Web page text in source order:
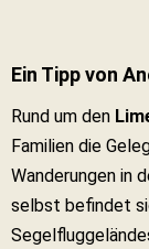
Ein Tipp von
Rund um den
Familien die
Wanderungen in
selbst befindet